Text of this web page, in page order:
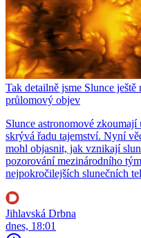
Tak detailně jsme Slunce
průlomový objev
Slunce astronomové zkoumají
skrývá řadu tajemství. Nyní
mohl objasnit, jak vznikají
pozorování mezinárodního
nejpokročilejších slunečních
Jihlavská Drbna
dnes, 18:01